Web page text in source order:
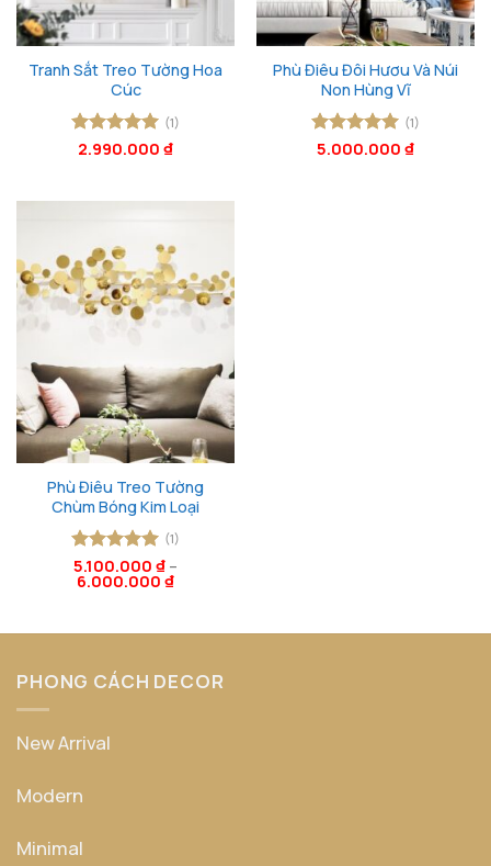
Tranh Sắt Treo Tường Hoa
Cúc
Được xếp
(1)
2.990.000 ₫
Phù Điêu Đôi Hươu Và Núi
Non Hùng Vĩ
Được xếp
(1)
5.000.000 ₫
Phù Điêu Treo Tường
Chùm Bóng Kim Loại
Được xếp
hạng55
(1)
5.100.000 ₫ –
6.000.000 ₫
PHONG CÁCH DECOR
New Arrival
Modern
Minimal